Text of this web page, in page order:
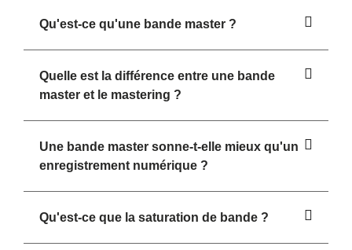
Qu'est-ce qu'une bande master ?
Quelle est la différence entre une bande
master et le mastering ?
Une bande master sonne-t-elle mieux qu'un
enregistrement numérique ?
Qu'est-ce que la saturation de bande ?